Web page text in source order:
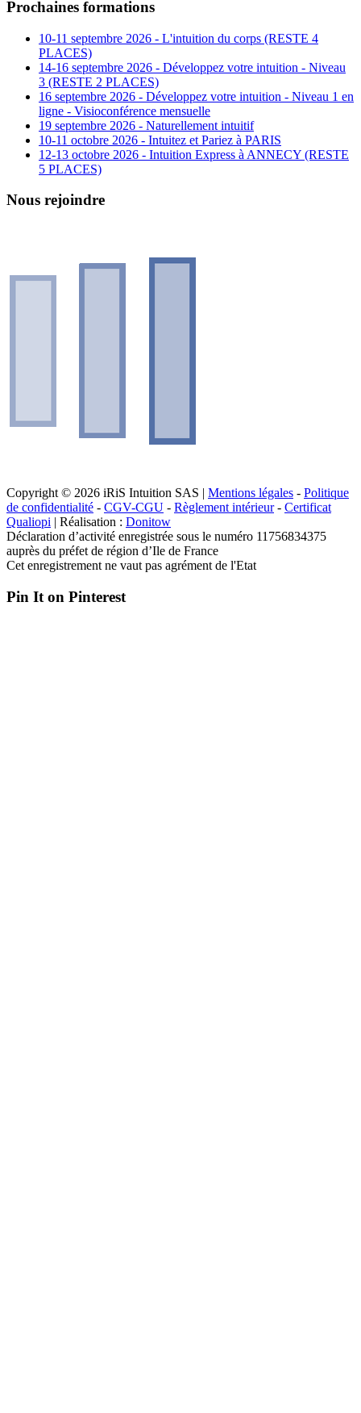
Prochaines formations
10-11 septembre 2026 - L'intuition du corps (RESTE 4
PLACES)
14-16 septembre 2026 - Développez votre intuition - Niveau
3 (RESTE 2 PLACES)
16 septembre 2026 - Développez votre intuition - Niveau 1 en
ligne - Visioconférence mensuelle
19 septembre 2026 - Naturellement intuitif
10-11 octobre 2026 - Intuitez et Pariez à PARIS
12-13 octobre 2026 - Intuition Express à ANNECY (RESTE
5 PLACES)
Nous rejoindre
Copyright © 2026 iRiS Intuition SAS | Mentions légales - Politique
de confidentialité - CGV-CGU - Règlement intérieur- Certificat
Qualiopi | Réalisation : Donitow
Déclaration d’activité enregistrée sous le numéro 11756834375
auprès du préfet de région d’Ile de France
Cet enregistrement ne vaut pas agrément de l'Etat
Pin It on Pinterest